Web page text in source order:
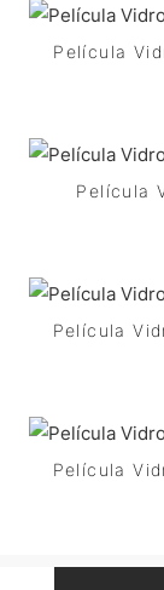
Película
Película
Película
Película